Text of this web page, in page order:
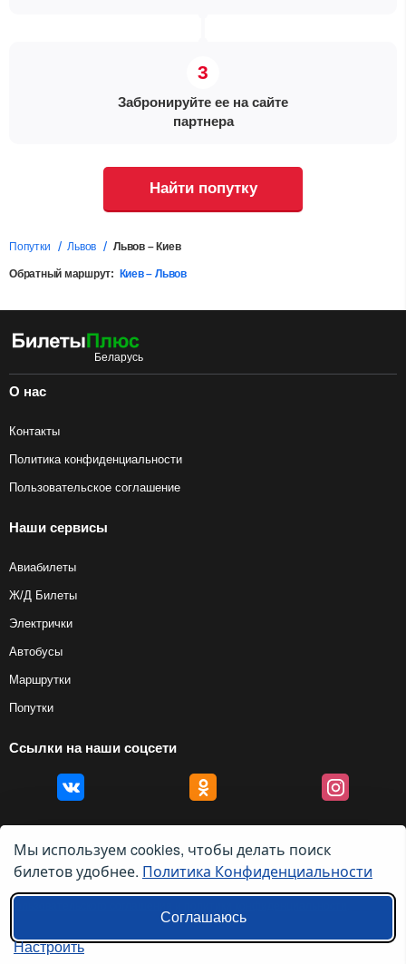
Забронируйте ее на сайте
партнера
Найти попутку
Попутки Львов Львов – Киев
Обратный маршрут: Киев – Львов
О нас
Контакты
Политика конфиденциальности
Пользовательское соглашение
Наши сервисы
Авиабилеты
Ж/Д Билеты
Электрички
Автобусы
Маршрутки
Попутки
Ссылки на наши соцсети
© 2012 — 2026, Biletyplus, ООО «Инновэйтив Трэвел Текнолоджиз». Все
права защищены. Использование этого сайта означает принятие правил
Мы используем cookies, чтобы делать поиск
билетов удобнее. Политика Конфиденциальности
Соглашаюсь
Настроить